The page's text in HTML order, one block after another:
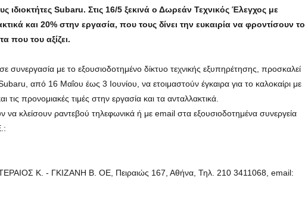
ιδιοκτήτες Subaru. Στις 16/5 ξεκινά ο Δωρεάν Τεχνικός Έλεγχος με
και 20% στην εργασία, που τους δίνει την ευκαιρία να φροντίσουν το
που του αξίζει.
με το εξουσιοδοτημένο δίκτυο τεχνικής εξυπηρέτησης, προσκαλεί
από 16 Μαΐου έως 3 Ιουνίου, να ετοιμαστούν έγκαιρα για το καλοκαίρι με
τις προνομιακές τιμές στην εργασία και τα ανταλλακτικά.
να κλείσουν ραντεβού τηλεφωνικά ή με email στα εξουσιοδοτημένα συνεργεία
Κ. - ΓΚΙΖΑΝΗ Β. ΟΕ, Πειραιώς 167, Αθήνα, Τηλ. 210 3411068, email: